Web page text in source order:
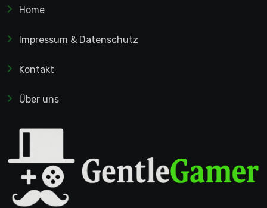
Home
Impressum & Datenschutz
Kontakt
Über uns